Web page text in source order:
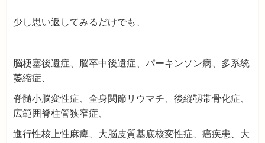
少し思い返してみるだけでも、
脳梗塞後遺症、脳卒中後遺症、パーキンソン病、多系統
萎縮症、
脊髄小脳変性症、全身関節リウマチ、後縦靱帯骨化症、
広範囲脊柱管狭窄症、
進行性核上性麻痺、大脳皮質基底核変性症、癌疾患、大